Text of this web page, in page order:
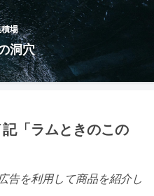
場
洞穴
「ラムときのこの
告を利用して商品を紹介し